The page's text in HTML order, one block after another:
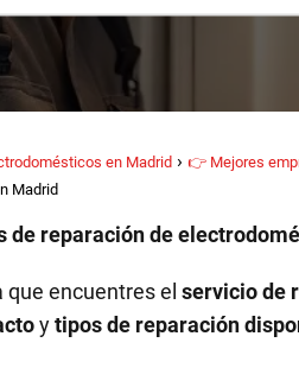
en Madrid
👉 Mejores
Madrid
de reparación de
encuentres el servicio de
ytipos de reparación